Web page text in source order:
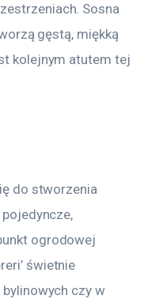
Sosna
gęstą, miękką
kolejnym atutem tej
do stworzenia
ogrodowej
świetnie
czy w